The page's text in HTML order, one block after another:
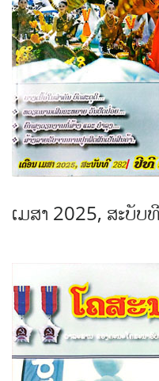
ເມສາ 2025, ສະບັ